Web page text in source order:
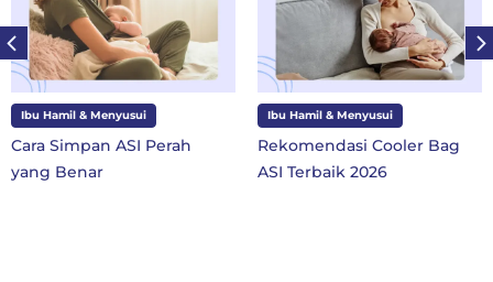
Ibu Hamil & Menyusui
Rekomendasi Cooler Bag
ASI Terbaik 2026
Ibu dan Anak
10 Perlengkapan
SD Kelas 1 di